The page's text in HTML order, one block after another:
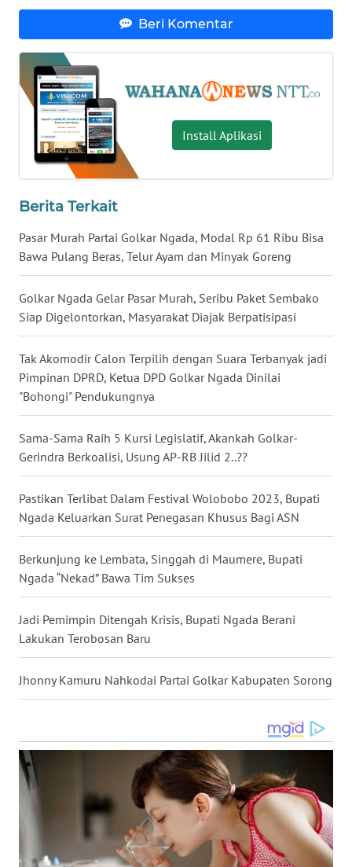
Beri Komentar
Install Aplikasi
Berita Terkait
Pasar Murah Partai Golkar Ngada, Modal Rp 61 Ribu Bisa
Bawa Pulang Beras, Telur Ayam dan Minyak Goreng
Golkar Ngada Gelar Pasar Murah, Seribu Paket Sembako
Siap Digelontorkan, Masyarakat Diajak Berpatisipasi
Tak Akomodir Calon Terpilih dengan Suara Terbanyak jadi
Pimpinan DPRD, Ketua DPD Golkar Ngada Dinilai
"Bohongi" Pendukungnya
Sama-Sama Raih 5 Kursi Legislatif, Akankah Golkar-
Gerindra Berkoalisi, Usung AP-RB Jilid 2..??
Pastikan Terlibat Dalam Festival Wolobobo 2023, Bupati
Ngada Keluarkan Surat Penegasan Khusus Bagi ASN
Berkunjung ke Lembata, Singgah di Maumere, Bupati
Ngada “Nekad” Bawa Tim Sukses
Jadi Pemimpin Ditengah Krisis, Bupati Ngada Berani
Lakukan Terobosan Baru
Jhonny Kamuru Nahkodai Partai Golkar Kabupaten Sorong
WN
KALTENG
WN
KALTARA
WN
WN
KALTIM
WN
WN
SULUT
MALUKU
WN
MALUT
WN
DAIRI
WN
DANAU
TOBA
WN
LANGKAT